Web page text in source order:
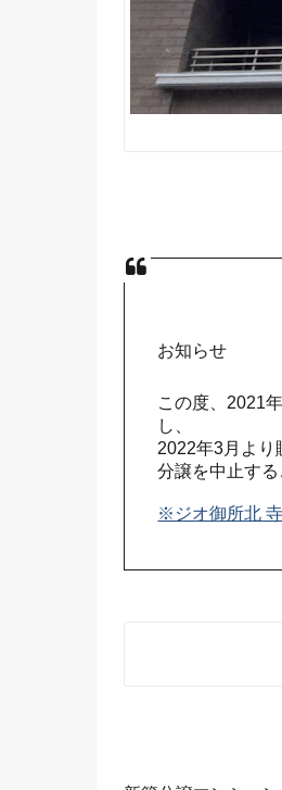
お知らせ
この度、2021
し、
2022年3月より
分譲を中止す
※ジオ御所北